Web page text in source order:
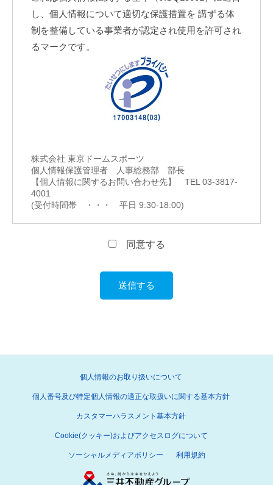
し、個人情報について適切な保護措置を 講ずる体
制を整備している事業者が認定され使用を許可され
るマークです。
株式会社 東京ドームスポーツ
個人情報保護管理者 人事総務部 部長
【個人情報に関するお問い合わせ先】 TEL 03-3817-
4001
(受付時間帯 ・・・ 平日 9:30-18:00)
同意する
個人情報のお取り扱いについて
個人番号及び特定個人情報の適正な取扱いに関する基本方針
カスタマーハラスメント基本方針
Cookie(クッキー)およびアクセスログについて
ソーシャルメディアポリシー 利用規約